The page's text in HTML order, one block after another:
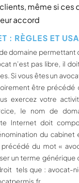
même si ces
accord
: RÈGLES ET
domaine permettant
n’est pas libre, il
Si vous êtes un
être précédé
exercez votre
le nom de
Internet doit
du
précédé du mot «
un terme
tels que : avocat-